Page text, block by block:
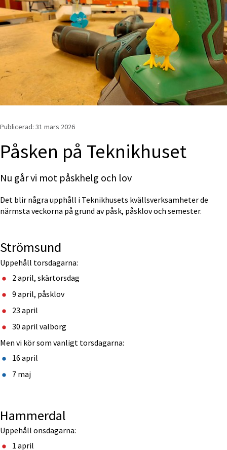
Publicerad: 31 mars 2026
Påsken på Teknikhuset
Nu går vi mot påskhelg och lov
Det blir några upphåll i Teknikhusets kvällsverksamheter de
närmsta veckorna på grund av påsk, påsklov och semester.
Strömsund
Uppehåll torsdagarna:
2 april, skärtorsdag
9 april, påsklov
23 april
30 april valborg
Men vi kör som vanligt torsdagarna:
16 april
7 maj
Hammerdal
Uppehåll onsdagarna:
1 april